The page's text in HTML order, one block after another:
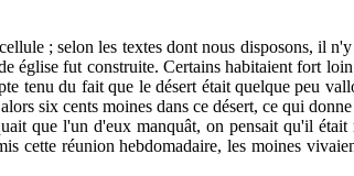
; selon les textes dont nous disposons, il
église fut construite. Certains habitaient fort
tenu du fait que le désert était quelque peu
six cents moines dans ce désert, ce qui
que l'un d'eux manquât, on pensait qu'il était
réunion hebdomadaire, les moines